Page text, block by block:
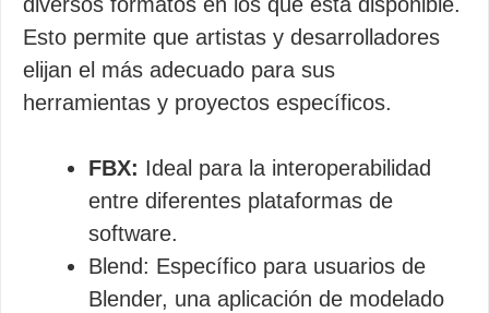
Esto permite que artistas y desarrolladores
elijan el más adecuado para sus
herramientas y proyectos específicos.
FBX: Ideal para la interoperabilidad
entre diferentes plataformas de
software.
Blend: Específico para usuarios de
Blender, una aplicación de modelado